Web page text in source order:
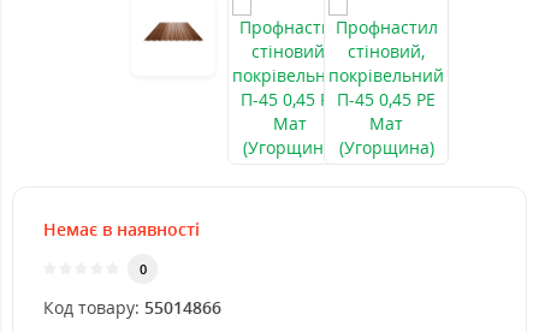
Немає в наявності
0
Код товару: 55014866